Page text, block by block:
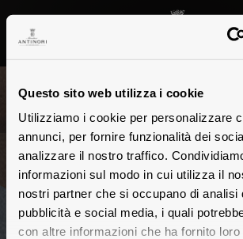
Questo sito web utilizza i cookie
Utilizziamo i cookie per personalizzare
annunci, per fornire funzionalità dei
analizzare il nostro traffico.
informazioni sul modo in cui utilizza il
nostri partner che si occupano di analisi
pubblicità e social media, i quali
con altre informazioni che ha fornito loro
Tenute Antinori
Chianti Classico